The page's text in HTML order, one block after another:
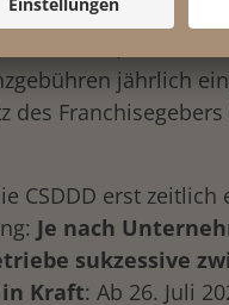
Gruppen vorsieht.
erfasst, wenn
jährlich
des
CSDDD erst zeitlich
Je nach
sukzessive
in Kraft: Ab 26. Juli